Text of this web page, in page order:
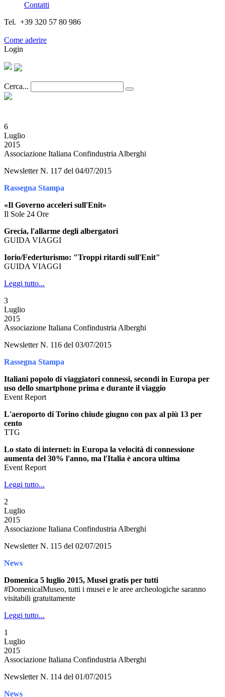
Contatti
Tel. +39 320 57 80 986
Come aderire
Login
Cerca...
6
Luglio
2015
Associazione Italiana Confindustria Alberghi
Newsletter N. 117 del 04/07/2015
Rassegna Stampa
«Il Governo acceleri sull'Enit»
Il Sole 24 Ore
Grecia, l'allarme degli albergatori
GUIDA VIAGGI
Iorio/Federturismo: "Troppi ritardi sull'Enit"
GUIDA VIAGGI
Leggi tutto...
3
Luglio
2015
Associazione Italiana Confindustria Alberghi
Newsletter N. 116 del 03/07/2015
Rassegna Stampa
Italiani popolo di viaggiatori connessi, secondi in Europa per
uso dello smartphone prima e durante il viaggio
Event Report
L'aeroporto di Torino chiude giugno con pax al più 13 per
cento
TTG
Lo stato di internet: in Europa la velocità di connessione
aumenta del 30% l'anno, ma l'Italia è ancora ultima
Event Report
Leggi tutto...
2
Luglio
2015
Associazione Italiana Confindustria Alberghi
Newsletter N. 115 del 02/07/2015
News
Domenica 5 luglio 2015, Musei gratis per tutti
#DomenicalMuseo, tutti i musei e le aree archeologiche saranno
visitabili gratuitamente
Leggi tutto...
1
Luglio
2015
Associazione Italiana Confindustria Alberghi
Newsletter N. 114 del 01/07/2015
News